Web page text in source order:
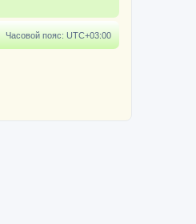
Часовой пояс: UTC+03:00